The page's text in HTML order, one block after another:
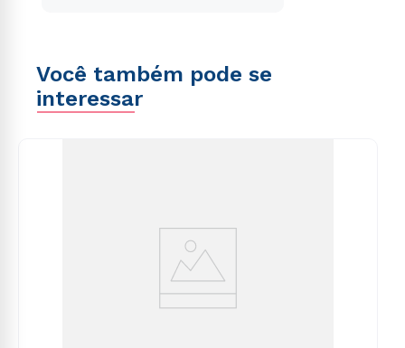
Você também pode se
interessar